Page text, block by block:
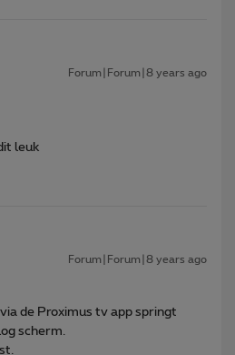
Forum|Forum|8 years ago
leuk
Forum|Forum|8 years ago
de Proximus tv app springt
scherm.